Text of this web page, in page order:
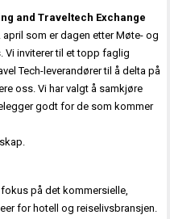
and Traveltech Exchange
som er dagen etter Møte- og
Vi inviterer til et topp faglig
Tech-leverandører til å delta på
oss. Vi har valgt å samkjøre
godt for de som kommer
på det kommersielle,
for hotell og reiselivsbransjen.